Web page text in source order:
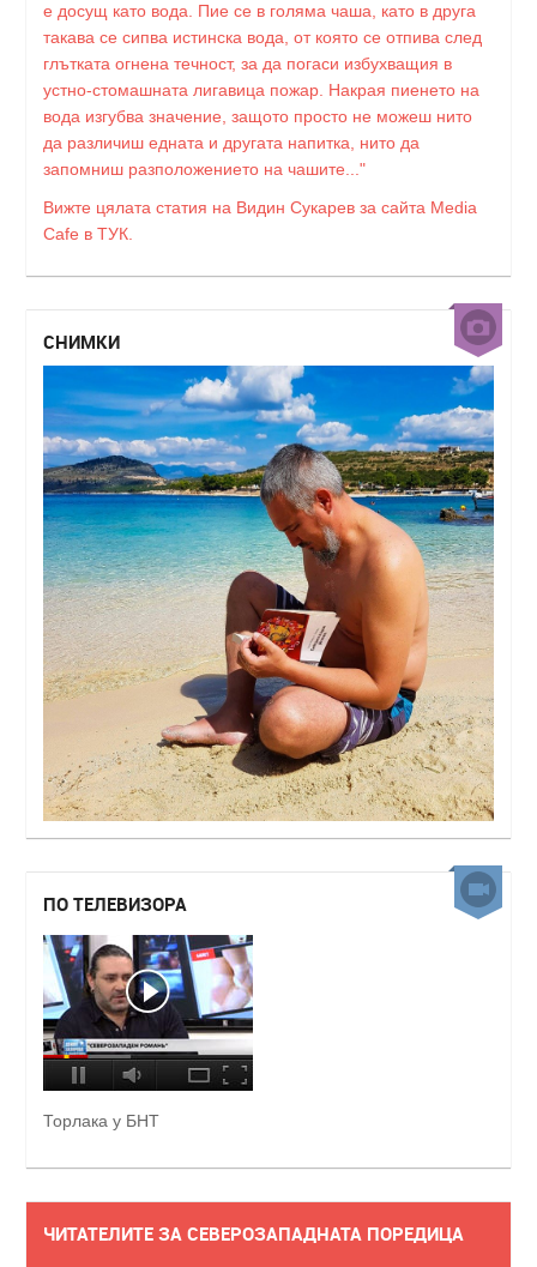
е досущ като вода. Пие се в голяма чаша, като в друга
такава се сипва истинска вода, от която се отпива след
глътката огнена течност, за да погаси избухващия в
устно-стомашната лигавица пожар. Накрая пиенето на
вода изгубва значение, защото просто не можеш нито
да различиш едната и другата напитка, нито да
запомниш разположението на чашите..."
Вижте цялата статия на Видин Сукарев за сайта Media
Cafe в ТУК.
СНИМКИ
ПО ТЕЛЕВИЗОРА
Торлака у БНТ
ЧИТАТЕЛИТЕ ЗА СЕВЕРОЗАПАДНАТА ПОРЕДИЦА